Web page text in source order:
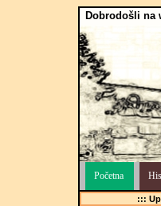
Dobrodošli na
Početna
:::